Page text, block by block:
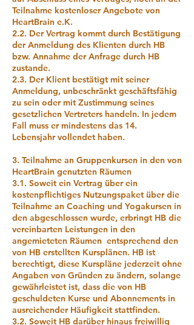
Teilnahme kostenloser Angebote von
HeartBrain e.K.
2.2. Der Vertrag kommt durch Bestätigung
der Anmeldung des Klienten durch HB
bzw. Annahme der Anfrage durch HB
zustande.
2.3. Der Klient bestätigt mit seiner
Anmeldung, unbeschränkt geschäftsfähig
zu sein oder mit Zustimmung seines
gesetzlichen Vertreters handeln. In jedem
Fall muss er mindestens das 14.
Lebensjahr vollendet haben.
3. Teilnahme an Gruppenkursen in den von
HeartBrain genutzten Räumen
3.1. Soweit ein Vertrag über ein
kostenpflichtiges Nutzungspaket über die
Teilnahme an Coaching und Yogakursen in
den abgeschlossen wurde, erbringt HB die
vereinbarten Leistungen in den
angemieteten Räumen entsprechend den
von HB erstellten Kursplänen. HB ist
berechtigt, diese Kurspläne jederzeit ohne
Angaben von Gründen zu ändern, solange
gewährleistet ist, dass die von HB
geschuldeten Kurse und Abonnements in
ausreichender Häufigkeit stattfinden.
3.2. Soweit HB darüber hinaus freiwillig